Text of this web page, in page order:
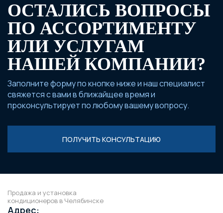
ОСТАЛИСЬ ВОПРОСЫ
ПО АССОРТИМЕНТУ
ИЛИ УСЛУГАМ
НАШЕЙ КОМПАНИИ?
Заполните форму по кнопке ниже и наш специалист
свяжется с вами в ближайщее время и
проконсультирует по любому вашему вопросу.
ПОЛУЧИТЬ КОНСУЛЬТАЦИЮ
Продажа и установка
кондиционеров в Челябинске
Адрес: